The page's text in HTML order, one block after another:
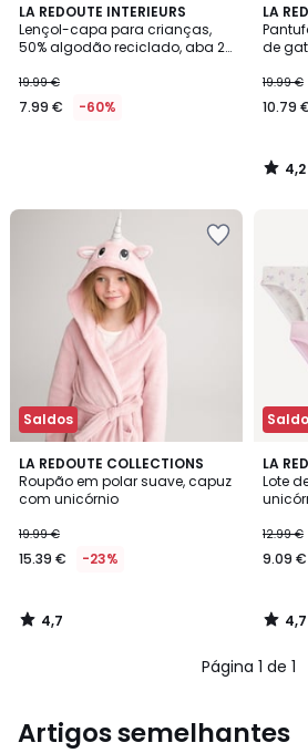
LA REDOUTE INTERIEURS
Lençol-capa para crianças,
50% algodão reciclado, aba 25
unicórnios, TAMILA
19.99 €
7.99 € -60%
LA
de
19.99 €
10.79
4,2
/ 5
4,2
/
Saldos
LA REDOUTE COLLECTIONS
Roupão em polar suave, capuz
com unicórnio
19.99 €
15.39 € -23%
4,7
/ 5
4,7
/
LA
Lote
12.99 €
9.09 €
4,7
/ 5
4,7
/
Página 1 de 1
Artigos semelhantes